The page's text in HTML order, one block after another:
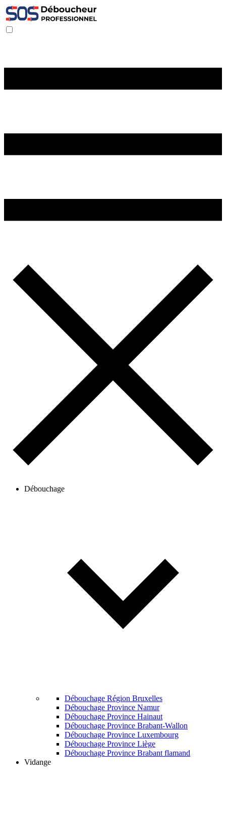
Débouchage
Débouchage Région Bruxelles
Débouchage Province Namur
Débouchage Province Hainaut
Débouchage Province Brabant-Wallon
Débouchage Province Luxembourg
Débouchage Province Liège
Débouchage Province Brabant flamand
Vidange